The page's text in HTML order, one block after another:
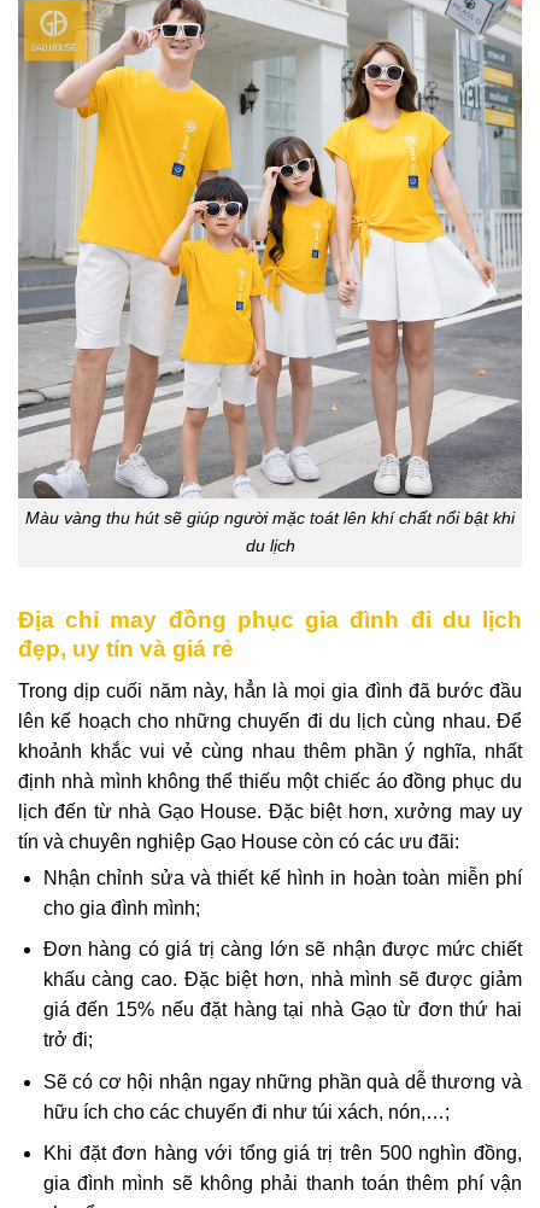
Màu vàng thu hút sẽ giúp người mặc toát lên khí chất nổi bật khi
du lịch
Địa chỉ may đồng phục gia đình đi du lịch
đẹp, uy tín và giá rẻ
Trong dịp cuối năm này, hẳn là mọi gia đình đã bước đầu
lên kế hoạch cho những chuyến đi du lịch cùng nhau. Để
khoảnh khắc vui vẻ cùng nhau thêm phần ý nghĩa, nhất
định nhà mình không thể thiếu một chiếc áo đồng phục du
lịch đến từ nhà Gạo House. Đặc biệt hơn, xưởng may uy
tín và chuyên nghiệp Gạo House còn có các ưu đãi:
Nhận chỉnh sửa và thiết kế hình in hoàn toàn miễn phí
cho gia đình mình;
Đơn hàng có giá trị càng lớn sẽ nhận được mức chiết
khấu càng cao. Đặc biệt hơn, nhà mình sẽ được giảm
giá đến 15% nếu đặt hàng tại nhà Gạo từ đơn thứ hai
trở đi;
Sẽ có cơ hội nhận ngay những phần quà dễ thương và
hữu ích cho các chuyến đi như túi xách, nón,…;
Khi đặt đơn hàng với tổng giá trị trên 500 nghìn đồng,
gia đình mình sẽ không phải thanh toán thêm phí vận